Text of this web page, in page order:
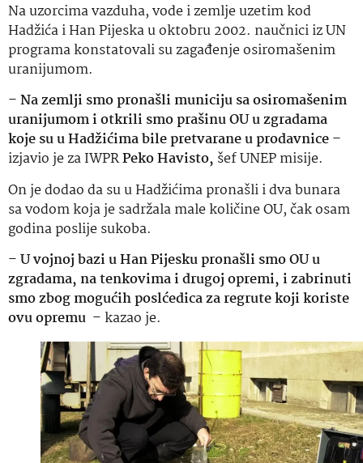
Na uzorcima vazduha, vode i zemlje uzetim kod
Hadžića i Han Pijeska u oktobru 2002. naučnici iz UN
programa konstatovali su zagađenje osiromašenim
uranijumom.
–Na zemlji smo pronašli municiju sa osiromašenim
uranijumom i otkrili smo prašinu OU u zgradama
koje su u Hadžićima bile pretvarane u prodavnice–
izjavio je za IWPRPeko Havisto, šef UNEP misije.
On je dodao da su u Hadžićima pronašli i dva bunara
sa vodom koja je sadržala male količine OU, čak osam
godina poslije sukoba.
–U vojnoj bazi u Han Pijesku pronašli smo OU u
zgradama, na tenkovima i drugoj opremi, i zabrinuti
smo zbog mogućih poslćedica za regrute koji koriste
ovu opremu – kazao je.